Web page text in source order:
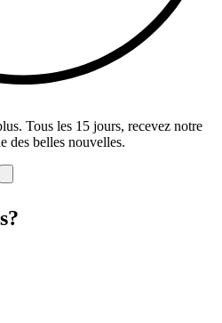
Tous les 15 jours, recevez notre
des belles nouvelles.